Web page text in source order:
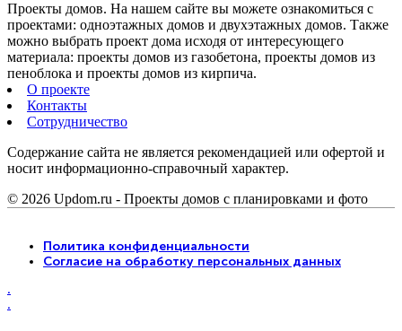
Проекты домов. На нашем сайте вы можете ознакомиться с
проектами: одноэтажных домов и двухэтажных домов. Также
можно выбрать проект дома исходя от интересующего
материала: проекты домов из газобетона, проекты домов из
пеноблока и проекты домов из кирпича.
О проекте
Контакты
Сотрудничество
Содержание сайта не является рекомендацией или офертой и
носит информационно-справочный характер.
© 2026 Updom.ru - Проекты домов с планировками и фото
Политика конфиденциальности
Согласие на обработку персональных данных
.
.